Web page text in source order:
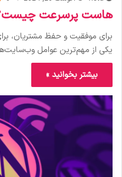
هاست پرسرعت
برای موفقیت و حفظ مشتریان،
یکی از مهم‌ترین عوامل
بیشتر بخوانید »